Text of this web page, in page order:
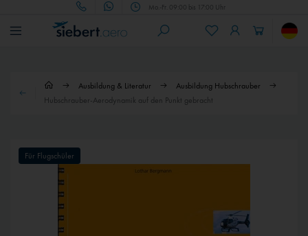
Mo.-Fr. 09:00 bis 17:00 Uhr
Ausbildung & Literatur
Ausbildung Hubschrauber
Hubschrauber-Aerodynamik auf den Punkt gebracht
Für Flugschüler